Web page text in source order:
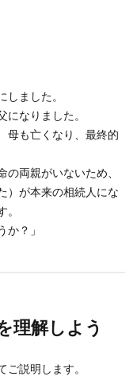
しました。
なりました。
母も亡くなり、最終的
両親がいないため、
）が本来の相続人にな
？」
理解しよう
説明します。